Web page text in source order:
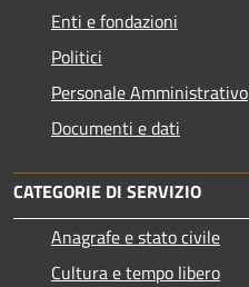
Enti e fondazioni
Politici
Personale Amministrativo
Documenti e dati
CATEGORIE DI SERVIZIO
Anagrafe e stato civile
Cultura e tempo libero